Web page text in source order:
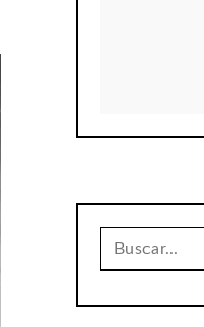
Buscar: